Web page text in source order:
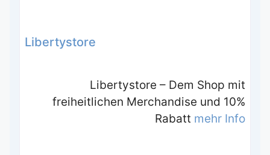
Libertystore
Libertystore – Dem Shop mit
freiheitlichen Merchandise und 10%
Rabatt mehr Info